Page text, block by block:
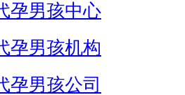
孕男孩中心
孕男孩机构
孕男孩公司